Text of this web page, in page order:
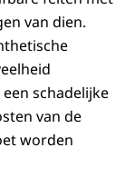
van dien.
schadelijke
van de
worden